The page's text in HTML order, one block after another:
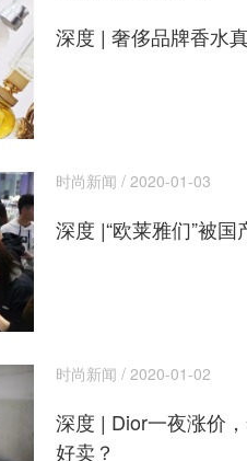
深度 | 奢侈品牌香水
时尚新闻 / 2020-01-03
深度 |“欧莱雅们”被
时尚新闻 / 2020-01-02
深度 | Dior一夜涨价
好卖？